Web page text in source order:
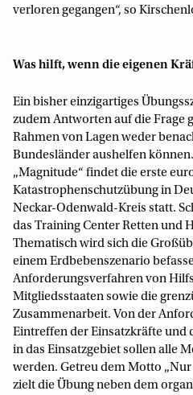
verloren gegangen“, so
Was hilft, wenn die eigenen
Ein bisher einzigartiges
zudem Antworten auf die Frage
Rahmen von Lagen weder
Bundesländer aushelfen
„Magnitude“ findet die erste
Katastrophenschutzübung in
Neckar-Odenwald-Kreis statt.
das Training Center Retten und
Thematisch wird sich die
einem Erdbebenszenario
Anforderungsverfahren von
Mitgliedsstaaten sowie die
Zusammenarbeit. Von der
Eintreffen der Einsatzkräfte und
in das Einsatzgebiet sollen alle
werden. Getreu dem Motto
zielt die Übung neben dem